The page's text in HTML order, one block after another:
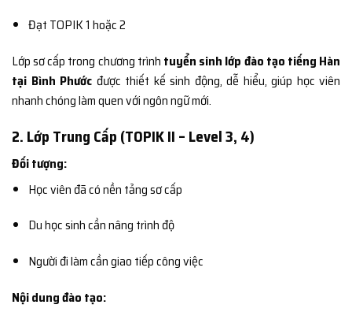
Đạt TOPIK 1 hoặc 2
Lớp sơ cấp trong chương trình tuyển sinh lớp đào tạo tiếng Hàn
tại Bình Phước được thiết kế sinh động, dễ hiểu, giúp học viên
nhanh chóng làm quen với ngôn ngữ mới.
2. Lớp Trung Cấp (TOPIK II – Level 3, 4)
Đối tượng:
Học viên đã có nền tảng sơ cấp
Du học sinh cần nâng trình độ
Người đi làm cần giao tiếp công việc
Nội dung đào tạo: